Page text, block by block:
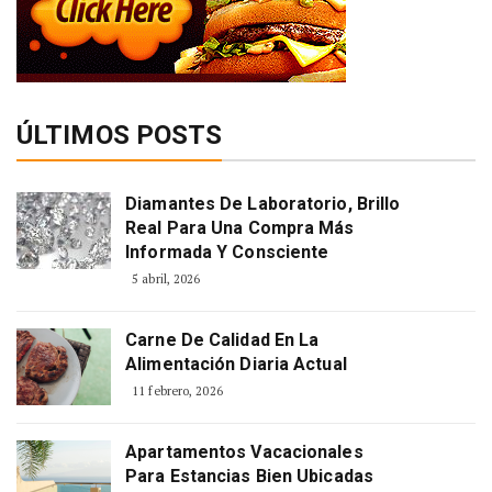
ÚLTIMOS POSTS
Diamantes De Laboratorio, Brillo
Real Para Una Compra Más
Informada Y Consciente
5 abril, 2026
Carne De Calidad En La
Alimentación Diaria Actual
11 febrero, 2026
Apartamentos Vacacionales
Para Estancias Bien Ubicadas